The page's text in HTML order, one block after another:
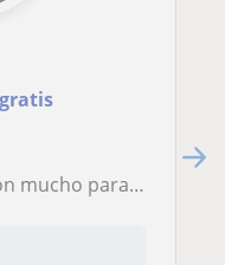
pero principalmente matematica